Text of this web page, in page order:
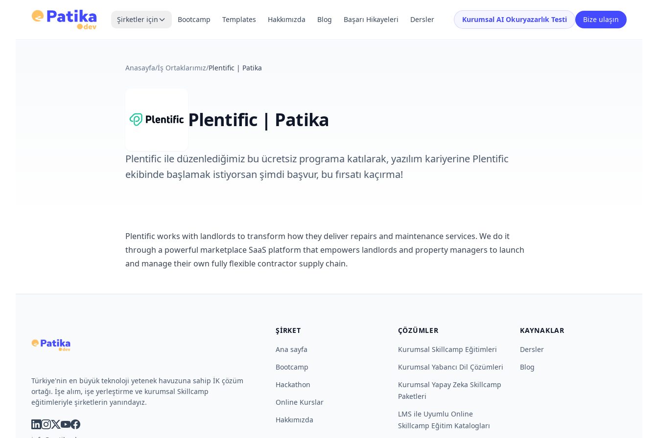
Şirketler için Bootcamp Templates Hakkımızda Blog Başarı Hikayeleri Dersler Kurumsal AI Okuryazarlık Testi Bize ulaşın
Anasayfa/İş Ortaklarımız/Plentific | Patika
Plentific | Patika
Plentific ile düzenlediğimiz bu ücretsiz programa katılarak, yazılım kariyerine Plentific
ekibinde başlamak istiyorsan şimdi başvur, bu fırsatı kaçırma!
Plentific works with landlords to transform how they deliver repairs and maintenance services. We do it
through a powerful marketplace SaaS platform that empowers landlords and property managers to launch
and manage their own fully flexible contractor supply chain.
Türkiye'nin en büyük teknoloji yetenek havuzuna sahip İK çözüm
ortağı. İşe alım, işe yerleştirme ve kurumsal Skillcamp
eğitimleriyle şirketlerin yanındayız.
linkedin
instagram
x youtube
facebook
ŞIRKET
Ana sayfa
Bootcamp
Hackathon
Online Kurslar
Hakkımızda
ÇÖZÜMLER
Kurumsal Skillcamp Eğitimleri
Kurumsal Yabancı Dil Çözümleri
Kurumsal Yapay Zeka Skillcamp
Paketleri
LMS ile Uyumlu Online
Skillcamp Eğitim Katalogları
KAYNAKLAR
Dersler
Blog